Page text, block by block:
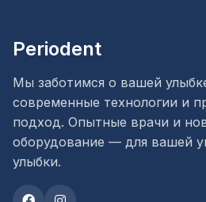
Periodent
Мы заботимся о вашей
современные технологии и
подход. Опытные врачи и
оборудование — для вашей
улыбки.